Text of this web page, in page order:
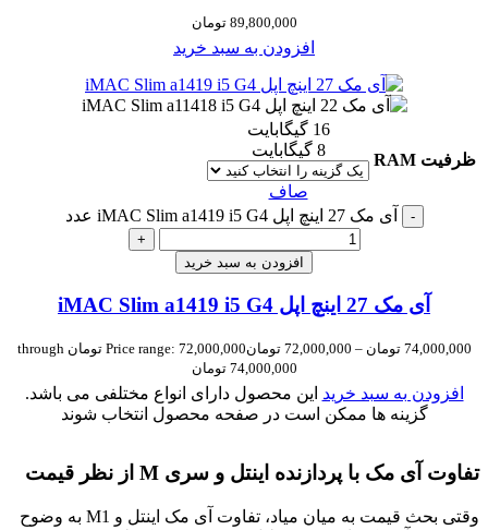
89,800,000 تومان
افزودن به سبد خرید
ظرفیت RAM
16 گیگابایت
8 گیگابایت
صاف
- آی مک 27 اینچ اپل iMAC Slim a1419 i5 G4 عدد
+
افزودن به سبد خرید
آی مک 27 اینچ اپل iMAC Slim a1419 i5 G4
74,000,000 تومان –
72,000,000 تومان
Price range: 72,000,000 تومان through
74,000,000 تومان
افزودن به سبد خرید این محصول دارای انواع مختلفی می باشد.
گزینه ها ممکن است در صفحه محصول انتخاب شوند
تفاوت آی مک با پردازنده اینتل و سری M از نظر قیمت
وقتی بحث قیمت به میان میاد، تفاوت آی مک اینتل و M1 به وضوح